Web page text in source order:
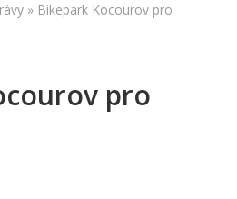
» Bikepark Kocourov pro
pro